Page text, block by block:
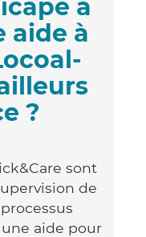
a
aide à
?
sont
de
aide pour